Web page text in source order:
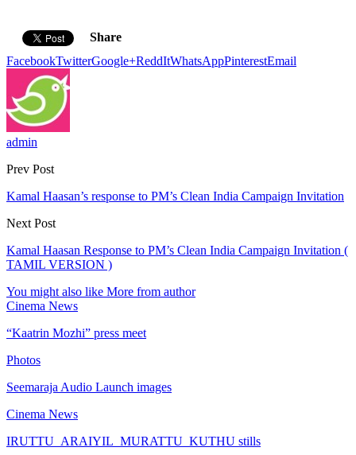
Share
FacebookTwitterGoogle+ReddItWhatsAppPinterestEmail
admin
Prev Post
Kamal Haasan’s response to PM’s Clean India Campaign Invitation
Next Post
Kamal Haasan Response to PM’s Clean India Campaign Invitation (
TAMIL VERSION )
You might also like More from author
Cinema News
“Kaatrin Mozhi” press meet
Photos
Seemaraja Audio Launch images
Cinema News
IRUTTU_ARAIYIL_MURATTU_KUTHU stills